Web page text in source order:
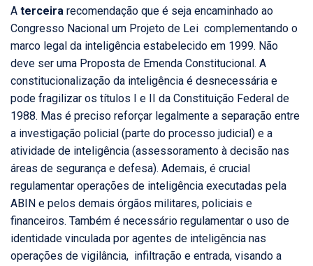
A terceira recomendação que é seja encaminhado ao
Congresso Nacional um Projeto de Lei complementando o
marco legal da inteligência estabelecido em 1999. Não
deve ser uma Proposta de Emenda Constitucional. A
constitucionalização da inteligência é desnecessária e
pode fragilizar os títulos I e II da Constituição Federal de
1988. Mas é preciso reforçar legalmente a separação entre
a investigação policial (parte do processo judicial) e a
atividade de inteligência (assessoramento à decisão nas
áreas de segurança e defesa). Ademais, é crucial
regulamentar operações de inteligência executadas pela
ABIN e pelos demais órgãos militares, policiais e
financeiros. Também é necessário regulamentar o uso de
identidade vinculada por agentes de inteligência nas
operações de vigilância, infiltração e entrada, visando a